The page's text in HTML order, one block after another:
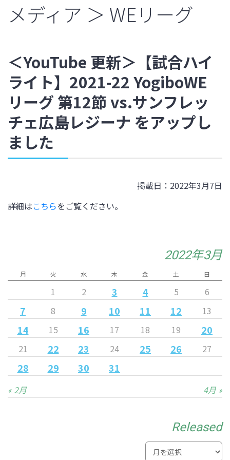
メディア ＞ WEリーグ
＜YouTube 更新＞【試合ハイ
ライト】2021-22 YogiboWE
リーグ 第12節 vs.サンフレッ
チェ広島レジーナ をアップし
ました
掲載日：2022年3月7日
詳細はこちらをご覧ください。
2022年3月
月 火 水 木 金 土 日
1 2 3 4 5 6
7 8 9 10 11 12 13
14 15 16 17 18 19 20
21 22 23 24 25 26 27
28 29 30 31
« 2月 4月 »
Released